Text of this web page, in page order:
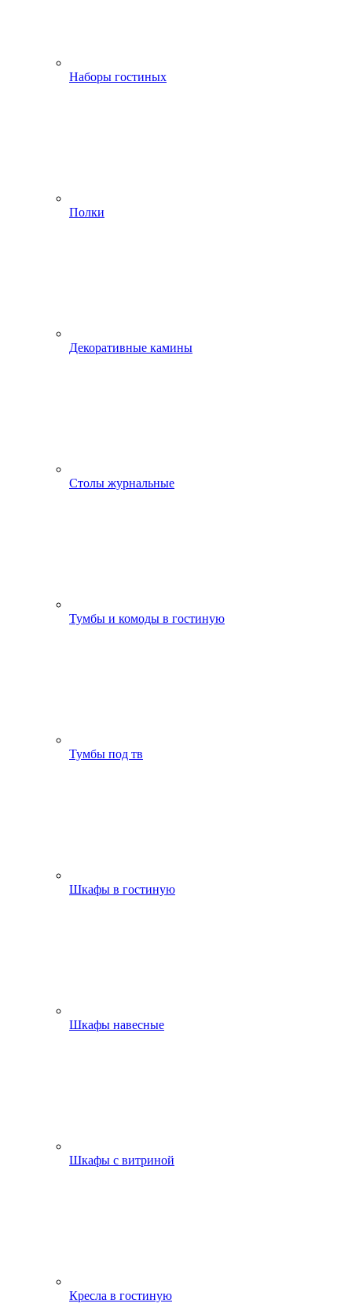
Наборы гостиных
Полки
Декоративные камины
Столы журнальные
Тумбы и комоды в гостиную
Тумбы под тв
Шкафы в гостиную
Шкафы навесные
Шкафы с витриной
Кресла в гостиную